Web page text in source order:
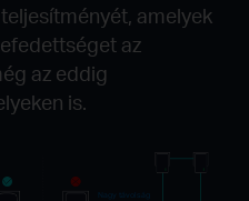
amelyek
az
az eddig
is.
Nagy távolság